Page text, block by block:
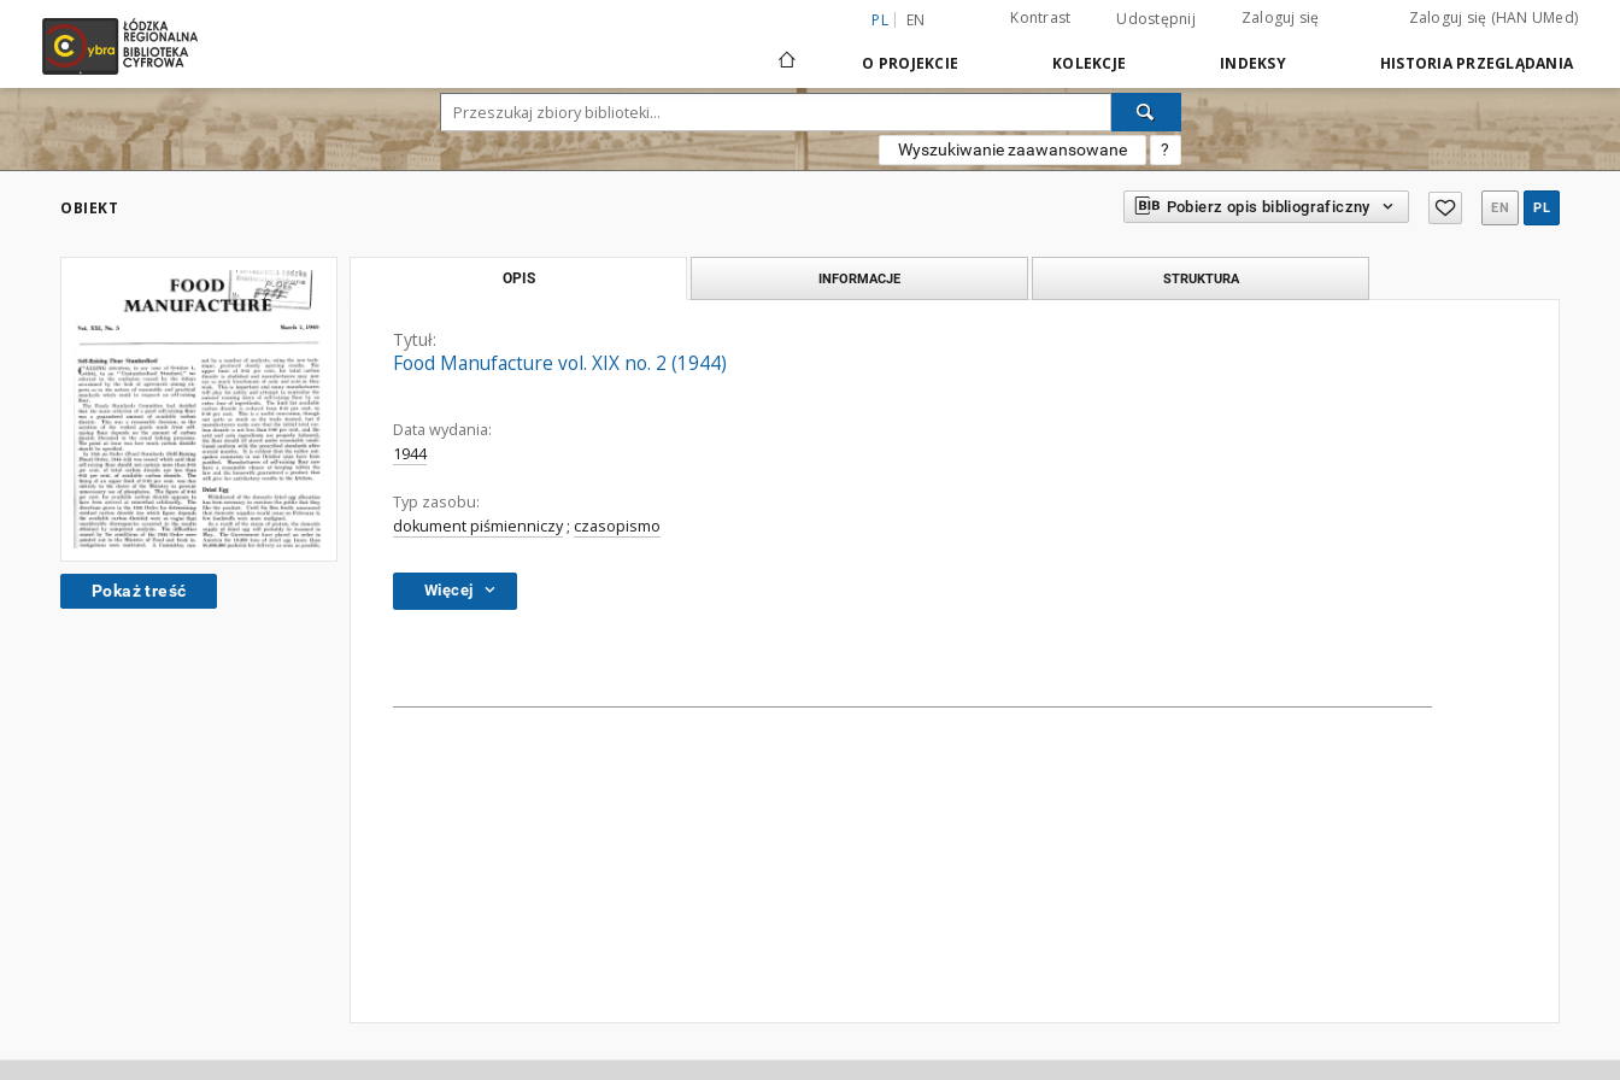
PL EN Kontrast Udostępnij Zaloguj się Zaloguj się (HAN UMed)
O PROJEKCIE KOLEKCJE INDEKSY HISTORIA PRZEGLĄDANIA
Wyszukiwanie zaawansowane ?
OBIEKT Pobierz opis bibliograficzny EN PL
Pokaż treść
OPIS INFORMACJE STRUKTURA
Tytuł:
Food Manufacture vol. XIX no. 2 (1944)
Data wydania:
1944
Typ zasobu:
dokument piśmienniczy; czasopismo
Więcej